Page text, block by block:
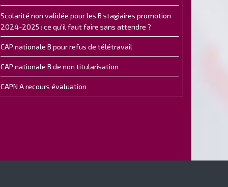
Scolarité non validée pour les B stagiaires promotion
2024-2025 : ce qu'il faut faire sans attendre ?
CAP nationale B pour refus de télétravail
CAP nationale B de non titularisation
CAPN A recours évaluation